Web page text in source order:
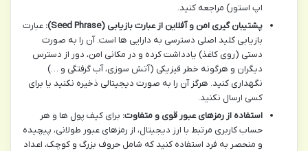
اپ استور) مراجعه کنید.
پشتیبان گیری امن و آفلاین از عبارت بازیابی (Seed Phrase):
عبارت
بازیابی کلید اصلی دسترسی به دارایی ها است. آن را به صورت
دستی (روی کاغذ) یادداشت کرده و در مکانی امن، دور از دسترس
دیگران و هرگونه خطر فیزیکی (آتش سوزی، آب گرفتگی و …)
نگهداری کنید. هرگز آن را به صورت دیجیتالی ذخیره نکنید یا برای
کسی ارسال نکنید.
استفاده از رمزهای عبور قوی و متفاوت: برای کیف پول ها و هر
حساب کاربری مرتبط با ارز دیجیتال، از رمزهای عبور طولانی، پیچیده
و منحصر به فرد استفاده کنید که شامل حروف بزرگ و کوچک، اعداد